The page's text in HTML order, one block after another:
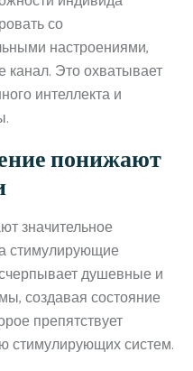
со
настроениями,
канал. Это охватывает
интеллекта и
понижают
значительное
стимулирующие
душевные и
создавая состояние
препятствует
стимулирующих систем.